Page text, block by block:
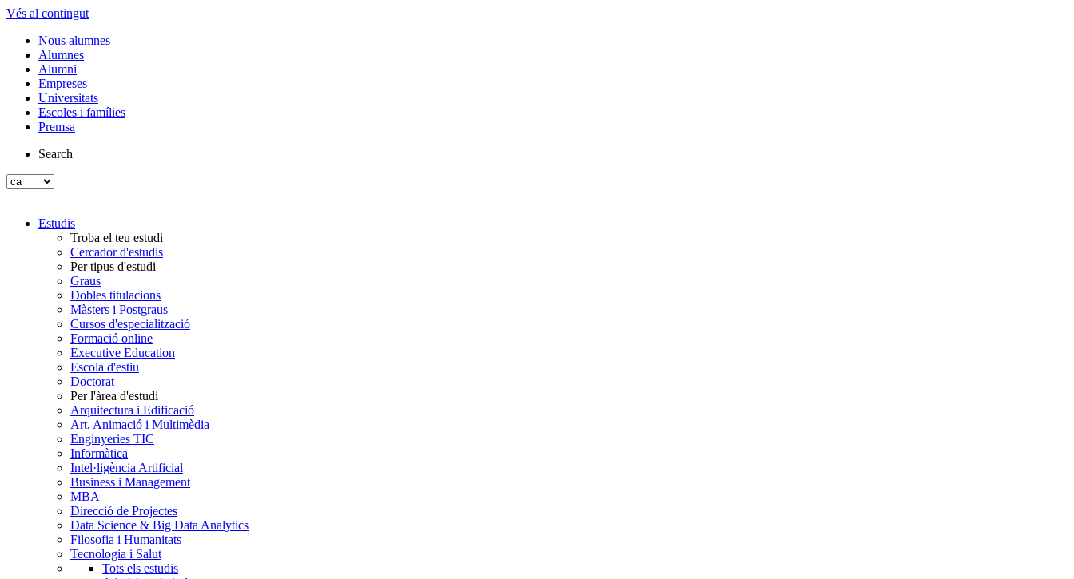
Vés al contingut
Nous alumnes
Alumnes
Alumni
Empreses
Universitats
Escoles i famílies
Premsa
Search
Estudis
Troba el teu estudi
Cercador d'estudis
Per tipus d'estudi
Graus
Dobles titulacions
Màsters i Postgraus
Cursos d'especialització
Formació online
Executive Education
Escola d'estiu
Doctorat
Per l'àrea d'estudi
Arquitectura i Edificació
Art, Animació i Multimèdia
Enginyeries TIC
Informàtica
Intel·ligència Artificial
Business i Management
MBA
Direcció de Projectes
Data Science & Big Data Analytics
Filosofia i Humanitats
Tecnologia i Salut
Tots els estudis